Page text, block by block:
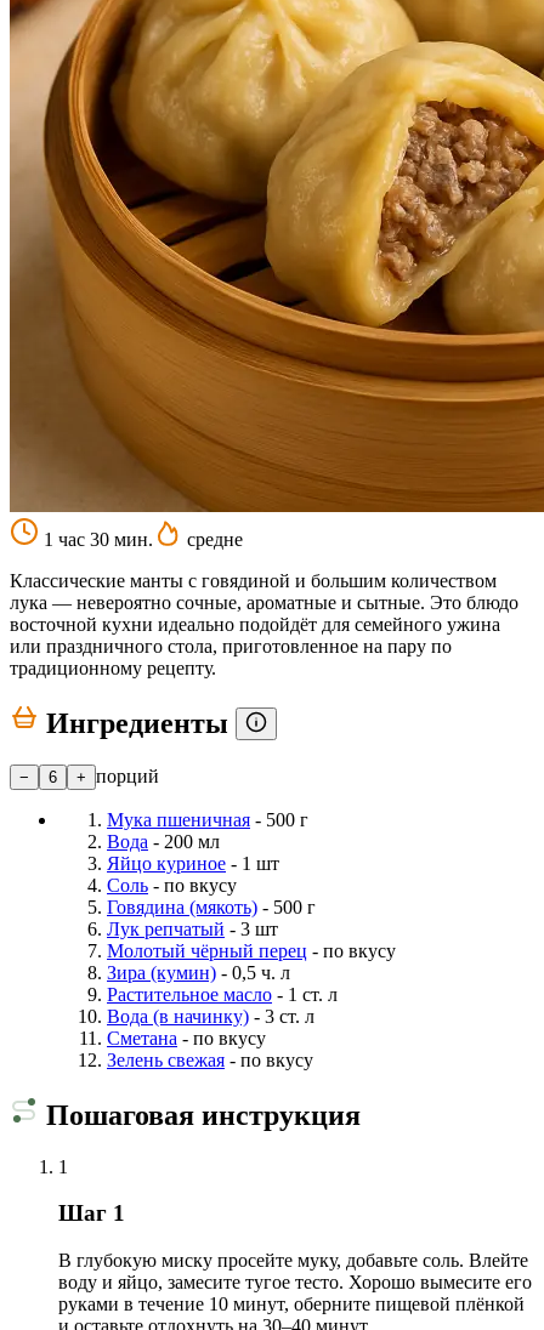
1 час 30 мин.
средне
Классические манты с говядиной и большим количеством
лука — невероятно сочные, ароматные и сытные. Это блюдо
восточной кухни идеально подойдёт для семейного ужина
или праздничного стола, приготовленное на пару по
традиционному рецепту.
Ингредиенты
− 6 + порций
Мука пшеничная - 500 г
Вода - 200 мл
Яйцо куриное - 1 шт
Соль - по вкусу
Говядина (мякоть) - 500 г
Лук репчатый - 3 шт
Молотый чёрный перец - по вкусу
Зира (кумин) - 0,5 ч. л
Растительное масло - 1 ст. л
Вода (в начинку) - 3 ст. л
Сметана - по вкусу
Зелень свежая - по вкусу
Пошаговая инструкция
1
Шаг 1
В глубокую миску просейте муку, добавьте соль. Влейте
воду и яйцо, замесите тугое тесто. Хорошо вымесите его
руками в течение 10 минут, оберните пищевой плёнкой
и оставьте отдохнуть на 30–40 минут.